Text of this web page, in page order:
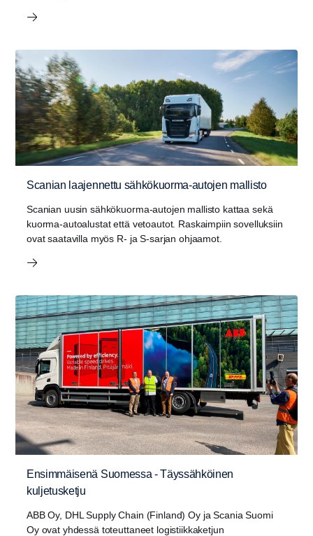
Scanian laajennettu sähkökuorma-autojen mallisto
Scanian uusin sähkökuorma-autojen mallisto kattaa sekä
kuorma-autoalustat että vetoautot. Raskaimpiin sovelluksiin
ovat saatavilla myös R- ja S-sarjan ohjaamot.
Ensimmäisenä Suomessa - Täyssähköinen
kuljetusketju
ABB Oy, DHL Supply Chain (Finland) Oy ja Scania Suomi
Oy ovat yhdessä toteuttaneet logistiikkaketjun